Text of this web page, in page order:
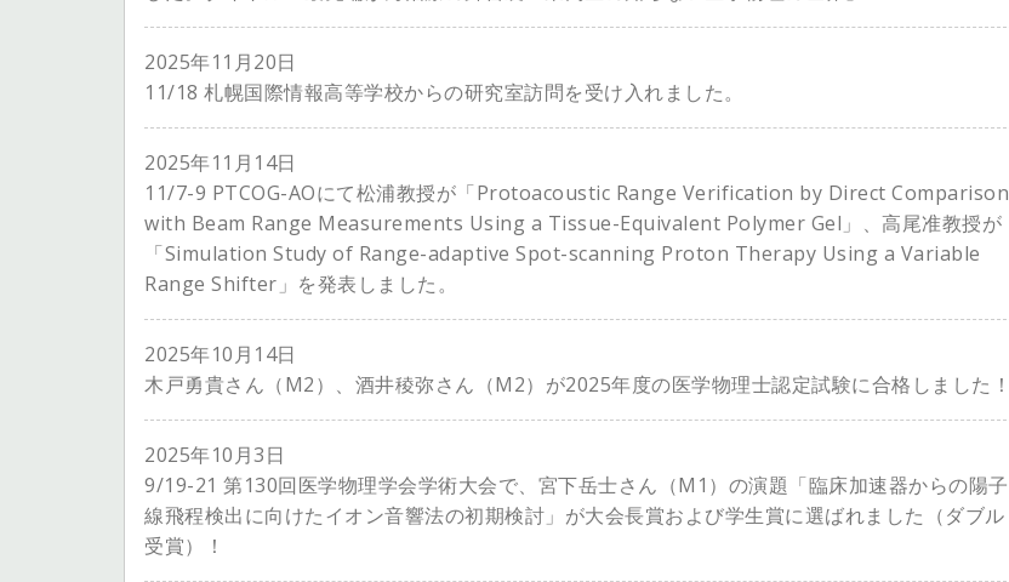
2025年11月20日
11/18 札幌国際情報高等学校からの研究室訪問を受け入れました。
2025年11月14日
11/7-9 PTCOG-AOにて松浦教授が「Protoacoustic Range Verification by Direct Comparison
with Beam Range Measurements Using a Tissue-Equivalent Polymer Gel」、高尾准教授が
「Simulation Study of Range-adaptive Spot-scanning Proton Therapy Using a Variable
Range Shifter」を発表しました。
2025年10月14日
木戸勇貴さん（M2）、酒井稜弥さん（M2）が2025年度の医学物理士認定試験に合格しました！
2025年10月3日
9/19-21 第130回医学物理学会学術大会で、宮下岳士さん（M1）の演題「臨床加速器からの陽子
線飛程検出に向けたイオン音響法の初期検討」が大会長賞および学生賞に選ばれました（ダブル
受賞）！